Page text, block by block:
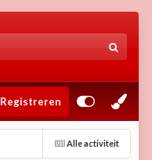
Registreren
Alle activiteit